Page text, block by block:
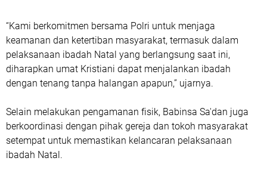
“Kami berkomitmen bersama Polri untuk menjaga
keamanan dan ketertiban masyarakat, termasuk dalam
pelaksanaan ibadah Natal yang berlangsung saat ini,
diharapkan umat Kristiani dapat menjalankan ibadah
dengan tenang tanpa halangan apapun,” ujarnya.
Selain melakukan pengamanan fisik, Babinsa Sa'dan juga
berkoordinasi dengan pihak gereja dan tokoh masyarakat
setempat untuk memastikan kelancaran pelaksanaan
ibadah Natal.